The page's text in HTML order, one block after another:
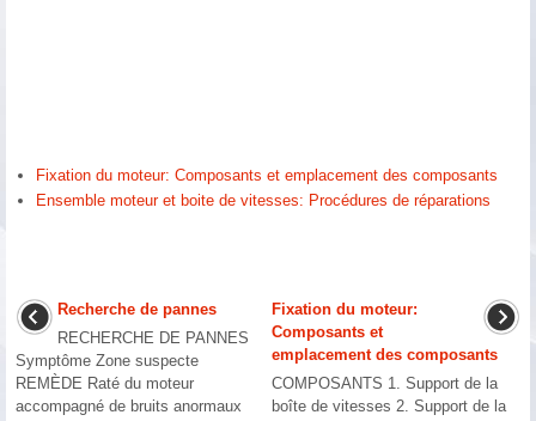
Fixation du moteur: Composants et emplacement des composants
Ensemble moteur et boite de vitesses: Procédures de réparations
Recherche de pannes
RECHERCHE DE PANNES
Symptôme Zone suspecte
REMÈDE Raté du moteur
accompagné de bruits anormaux
Fixation du moteur:
Composants et
emplacement des composants
COMPOSANTS 1. Support de la
boîte de vitesses 2. Support de la